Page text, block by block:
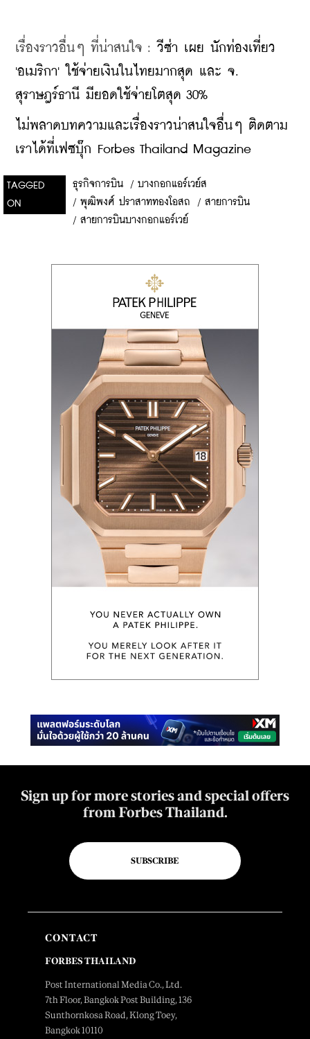
เรื่องราวอื่นๆ ที่น่าสนใจ : วีซ่า เผย นักท่องเที่ยว
'อเมริกา' ใช้จ่ายเงินในไทยมากสุด และ จ.
สุราษฎร์ธานี มียอดใช้จ่ายโตสุด 30%
ไม่พลาดบทความและเรื่องราวน่าสนใจอื่นๆ ติดตาม
เราได้ที่เฟซบุ๊ก Forbes Thailand Magazine
TAGGED
ON
ธุรกิจการบิน / บางกอกแอร์เวย์ส
/ พุฒิพงศ์ ปราสาททองโอสถ / สายการบิน
/ สายการบินบางกอกแอร์เวย์
Sign up for more stories and special offers
from Forbes Thailand.
SUBSCRIBE
CONTACT
FORBES THAILAND
Post International Media Co., Ltd.
7th Floor, Bangkok Post Building, 136
Sunthornkosa Road, Klong Toey,
Bangkok 10110